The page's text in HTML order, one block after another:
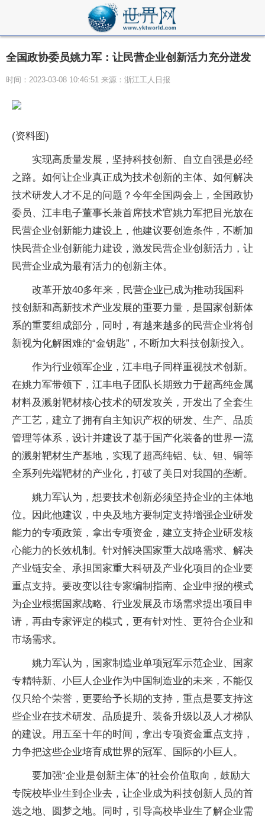
全国政协委员姚力军：让民营企业创新活力充分迸发
时间：2023-03-08 10:46:51 来源：浙江工人日报
(资料图)
实现高质量发展，坚持科技创新、自立自强是必经
之路。如何让企业真正成为技术创新的主体、如何解决
技术研发人才不足的问题？今年全国两会上，全国政协
委员、江丰电子董事长兼首席技术官姚力军把目光放在
民营企业创新能力建设上，他建议要创造条件，不断加
快民营企业创新能力建设，激发民营企业创新活力，让
民营企业成为最有活力的创新主体。
改革开放40多年来，民营企业已成为推动我国科
技创新和高新技术产业发展的重要力量，是国家创新体
系的重要组成部分，同时，有越来越多的民营企业将创
新视为化解困难的“金钥匙”，不断加大科技创新投入。
作为行业领军企业，江丰电子同样重视技术创新。
在姚力军带领下，江丰电子团队长期致力于超高纯金属
材料及溅射靶材核心技术的研发攻关，开发出了全套生
产工艺，建立了拥有自主知识产权的研发、生产、品质
管理等体系，设计并建设了基于国产化装备的世界一流
的溅射靶材生产基地，实现了超高纯铝、钛、钽、铜等
全系列先端靶材的产业化，打破了美日对我国的垄断。
姚力军认为，想要技术创新必须坚持企业的主体地
位。因此他建议，中央及地方要制定支持增强企业研发
能力的专项政策，拿出专项资金，建立支持企业研发核
心能力的长效机制。针对解决国家重大战略需求、解决
产业链安全、承担国家重大科研及产业化项目的企业要
重点支持。要改变以往专家编制指南、企业申报的模式
为企业根据国家战略、行业发展及市场需求提出项目申
请，再由专家评定的模式，更有针对性、更符合企业和
市场需求。
姚力军认为，国家制造业单项冠军示范企业、国家
专精特新、小巨人企业作为中国制造业的未来，不能仅
仅只给个荣誉，更要给予长期的支持，重点是要支持这
些企业在技术研发、品质提升、装备升级以及人才梯队
的建设。用五至十年的时间，拿出专项资金重点支持，
力争把这些企业培育成世界的冠军、国际的小巨人。
要加强“企业是创新主体”的社会价值取向，鼓励大
专院校毕业生到企业去，让企业成为科技创新人员的首
选之地、圆梦之地。同时，引导高校毕业生了解企业需